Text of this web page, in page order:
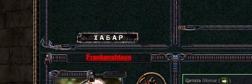
Хабар сталкера
Цитата Glomar( )
Frankenshtayn